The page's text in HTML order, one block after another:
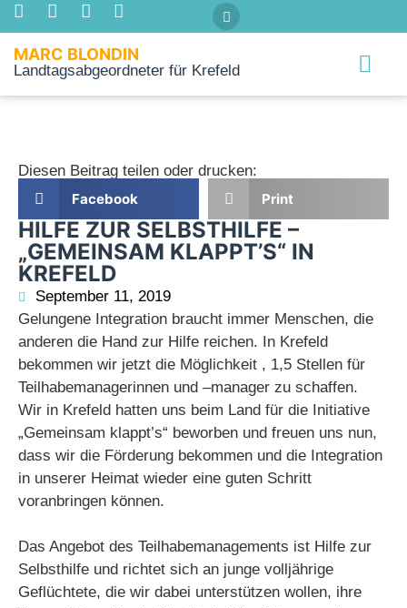
MARC BLONDIN
Landtagsabgeordneter für Krefeld
HILFE ZUR SELBSTHILFE –
„GEMEINSAM KLAPPT’S“ IN
KREFELD
September 11, 2019
Gelungene Integration braucht immer Menschen, die
anderen die Hand zur Hilfe reichen. In Krefeld
bekommen wir jetzt die Möglichkeit , 1,5 Stellen für
Teilhabemanagerinnen und –manager zu schaffen.
Wir in Krefeld hatten uns beim Land für die Initiative
„Gemeinsam klappt’s“ beworben und freuen uns nun,
dass wir die Förderung bekommen und die Integration
in unserer Heimat wieder eine guten Schritt
voranbringen können.
Das Angebot des Teilhabemanagements ist Hilfe zur
Selbsthilfe und richtet sich an junge volljährige
Geflüchtete, die wir dabei unterstützen wollen, ihre
Diesen Beitrag teilen oder drucken:
Facebook
Print